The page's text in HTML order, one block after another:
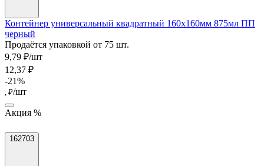
Контейнер универсальный квадратный 160х160мм 875мл ПП
черный
Продаётся упаковкой от 75 шт.
9,79 ₽/шт
12,37 ₽
-21%
, ₽/шт
Акция %
162703